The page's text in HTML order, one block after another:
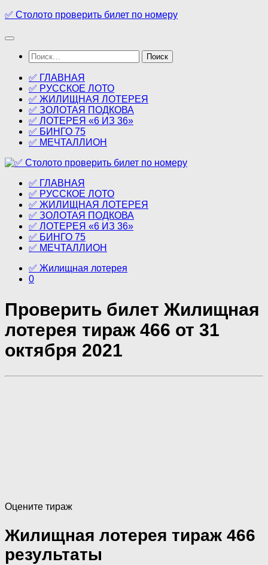
Перейти
содержимому
✅ Столото проверить билет по номеру
Найти:
✅ ГЛАВНАЯ
✅ РУССКОЕ ЛОТО
✅ ЖИЛИЩНАЯ ЛОТЕРЕЯ
✅ ЗОЛОТАЯ ПОДКОВА
✅ ЛОТЕРЕЯ «6 ИЗ 36»
✅ БИНГО 75
✅ МЕЧТАЛЛИОН
✅ ГЛАВНАЯ
✅ РУССКОЕ ЛОТО
✅ ЖИЛИЩНАЯ ЛОТЕРЕЯ
✅ ЗОЛОТАЯ ПОДКОВА
✅ ЛОТЕРЕЯ «6 ИЗ 36»
✅ БИНГО 75
✅ МЕЧТАЛЛИОН
✅ Жилищная лотерея
0
Проверить билет Жилищная
лотерея тираж 466 от 31
октября 2021
Оцените тираж
Жилищная лотерея тираж 466
результаты